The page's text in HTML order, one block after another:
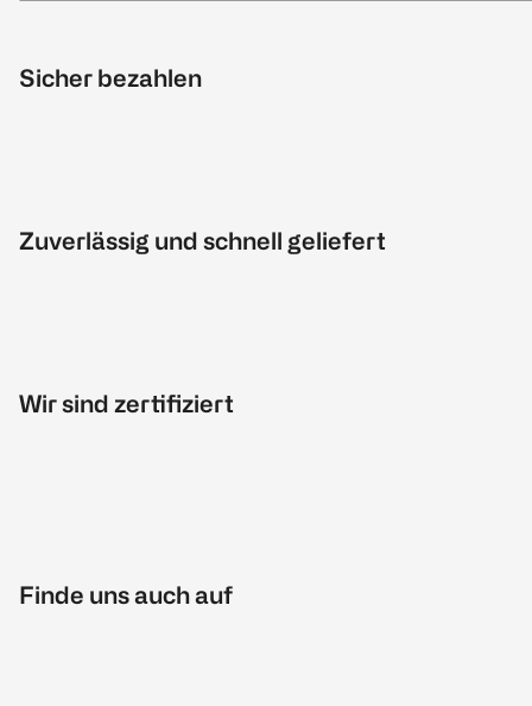
Sicher bezahlen
Zuverlässig und schnell geliefert
Wir sind zertifiziert
Finde uns auch auf